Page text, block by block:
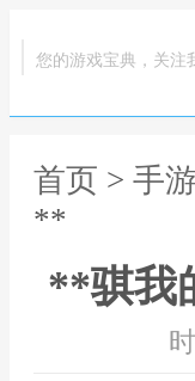
您的游戏宝典，关注
首页 > 手
**
**骐我